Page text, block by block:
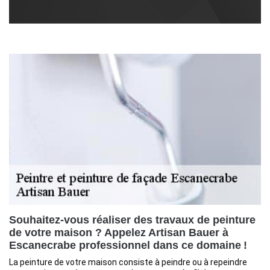
Souhaitez-vous réaliser des travaux de peinture
de votre maison ? Appelez Artisan Bauer à
Escanecrabe professionnel dans ce domaine !
La peinture de votre maison consiste à peindre ou à repeindre